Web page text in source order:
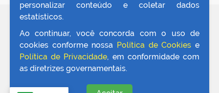
personalizar conteúdo e coletar dados
estatísticos.
Ao continuar, você concorda com o uso de
cookies conforme nossa Política de Cookies e
Política de Privacidade, em conformidade com
as diretrizes governamentais.